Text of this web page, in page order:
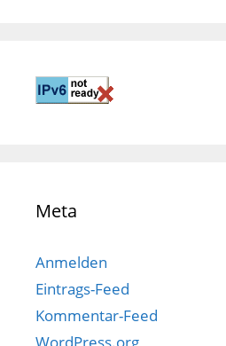
Meta
Anmelden
Eintrags-Feed
Kommentar-Feed